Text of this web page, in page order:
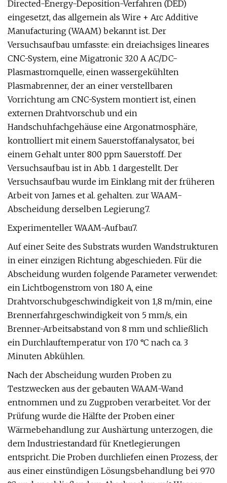
Directed-Energy-Deposition-Verfahren (DED)
eingesetzt, das allgemein als Wire + Arc Additive
Manufacturing (WAAM) bekannt ist. Der
Versuchsaufbau umfasste: ein dreiachsiges lineares
CNC-System, eine Migatronic 320 A AC/DC-
Plasmastromquelle, einen wassergekühlten
Plasmabrenner, der an einer verstellbaren
Vorrichtung am CNC-System montiert ist, einen
externen Drahtvorschub und ein
Handschuhfachgehäuse eine Argonatmosphäre,
kontrolliert mit einem Sauerstoffanalysator, bei
einem Gehalt unter 800 ppm Sauerstoff. Der
Versuchsaufbau ist in Abb. 1 dargestellt. Der
Versuchsaufbau wurde im Einklang mit der früheren
Arbeit von James et al. gehalten. zur WAAM-
Abscheidung derselben Legierung7.
Experimenteller WAAM-Aufbau7.
Auf einer Seite des Substrats wurden Wandstrukturen
in einer einzigen Richtung abgeschieden. Für die
Abscheidung wurden folgende Parameter verwendet:
ein Lichtbogenstrom von 180 A, eine
Drahtvorschubgeschwindigkeit von 1,8 m/min, eine
Brennerfahrgeschwindigkeit von 5 mm/s, ein
Brenner-Arbeitsabstand von 8 mm und schließlich
ein Durchlauftemperatur von 170 °C nach ca. 3
Minuten Abkühlen.
Nach der Abscheidung wurden Proben zu
Testzwecken aus der gebauten WAAM-Wand
entnommen und zu Zugproben verarbeitet. Vor der
Prüfung wurde die Hälfte der Proben einer
Wärmebehandlung zur Aushärtung unterzogen, die
dem Industriestandard für Knetlegierungen
entspricht. Die Proben durchliefen einen Prozess, der
aus einer einstündigen Lösungsbehandlung bei 970